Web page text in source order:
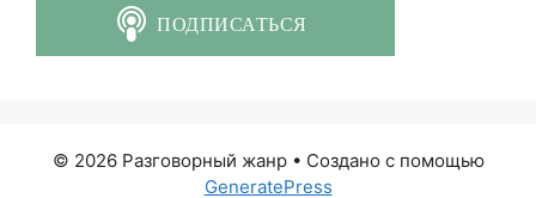
© 2026 Разговорный жанр• Создано с помощью
GeneratePress